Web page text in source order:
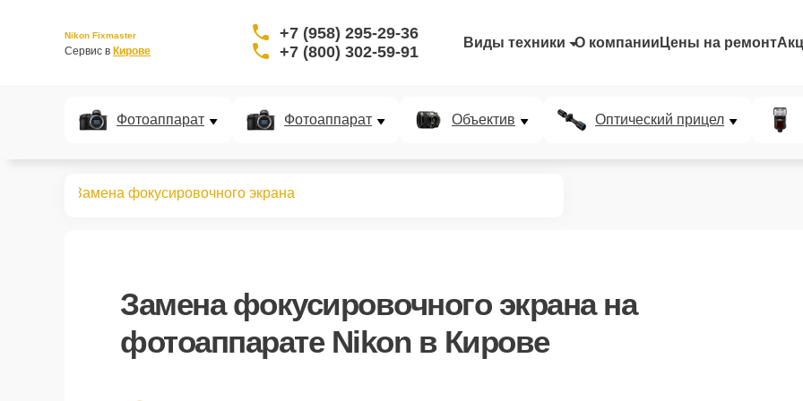
Nikon Fixmaster
Сервис в Кирове
+7 (958) 295-29-36
+7 (800) 302-59-91
Виды техники О компании Цены на ремонт
Фотоаппарат Фотоаппарат Объектив Оптический прицел
Замена фокусировочного экрана
Замена фокусировочного экранана
фотоаппарате Nikon в Кирове